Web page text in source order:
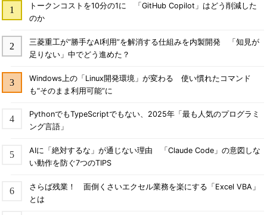
トークンコストを10分の1に 「GitHub Copilot」はどう削減した
のか
三菱重工が“勝手なAI利用”を解消する仕組みを内製開発 「知見が
足りない」中でどう進めた？
Windows上の「Linux開発環境」が変わる 使い慣れたコマンド
も“そのまま利用可能”に
PythonでもTypeScriptでもない、2025年「最も人気のプログラミ
ング言語」
AIに「絶対するな」が通じない理由 「Claude Code」の意図しな
い動作を防ぐ7つのTIPS
さらば残業！ 面倒くさいエクセル業務を楽にする「Excel VBA」
とは